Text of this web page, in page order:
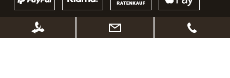
* Alle Preise inkl. gesetzl. Mehrwertsteuer zzgl.
, wenn nicht